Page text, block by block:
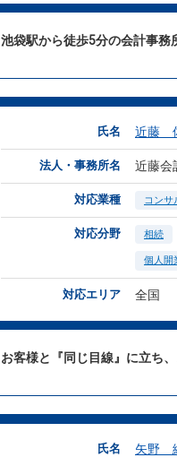
池袋駅から徒歩5分の会計事務
氏名 近藤
法人・事務所名 近藤会
対応業種 コンサ
対応分野 相続
個人開
対応エリア 全国
お客様と『同じ目線』に立ち
氏名 矢野